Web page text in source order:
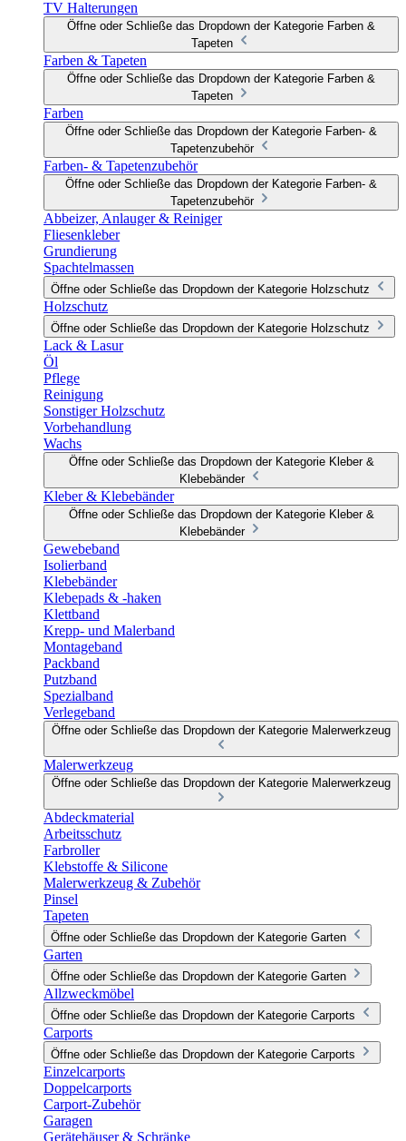
TV Halterungen
Öffne oder Schließe das Dropdown der Kategorie Farben &
Tapeten
Farben & Tapeten
Öffne oder Schließe das Dropdown der Kategorie Farben &
Tapeten
Farben
Öffne oder Schließe das Dropdown der Kategorie Farben- &
Tapetenzubehör
Farben- & Tapetenzubehör
Öffne oder Schließe das Dropdown der Kategorie Farben- &
Tapetenzubehör
Abbeizer, Anlauger & Reiniger
Fliesenkleber
Grundierung
Spachtelmassen
Öffne oder Schließe das Dropdown der Kategorie Holzschutz
Holzschutz
Öffne oder Schließe das Dropdown der Kategorie Holzschutz
Lack & Lasur
Öl
Pflege
Reinigung
Sonstiger Holzschutz
Vorbehandlung
Wachs
Öffne oder Schließe das Dropdown der Kategorie Kleber &
Klebebänder
Kleber & Klebebänder
Öffne oder Schließe das Dropdown der Kategorie Kleber &
Klebebänder
Gewebeband
Isolierband
Klebebänder
Klebepads & -haken
Klettband
Krepp- und Malerband
Montageband
Packband
Putzband
Spezialband
Verlegeband
Öffne oder Schließe das Dropdown der Kategorie Malerwerkzeug
Malerwerkzeug
Öffne oder Schließe das Dropdown der Kategorie Malerwerkzeug
Abdeckmaterial
Arbeitsschutz
Farbroller
Klebstoffe & Silicone
Malerwerkzeug & Zubehör
Pinsel
Tapeten
Öffne oder Schließe das Dropdown der Kategorie Garten
Garten
Öffne oder Schließe das Dropdown der Kategorie Garten
Allzweckmöbel
Öffne oder Schließe das Dropdown der Kategorie Carports
Carports
Öffne oder Schließe das Dropdown der Kategorie Carports
Einzelcarports
Doppelcarports
Carport-Zubehör
Garagen
Gerätehäuser & Schränke